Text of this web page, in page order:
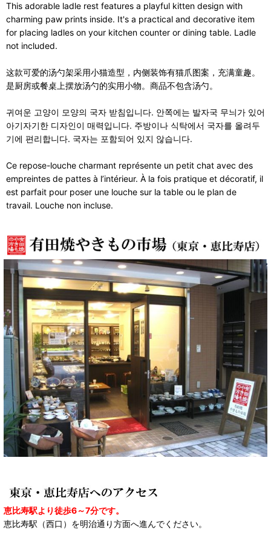
This adorable ladle rest features a playful kitten design with
charming paw prints inside. It's a practical and decorative item
for placing ladles on your kitchen counter or dining table. Ladle
not included.
这款可爱的汤勺架采用小猫造型，内侧装饰有猫爪图案，充满童趣。
是厨房或餐桌上摆放汤勺的实用小物。商品不包含汤勺。
귀여운 고양이 모양의 국자 받침입니다. 안쪽에는 발자국 무늬가 있어
아기자기한 디자인이 매력입니다. 주방이나 식탁에서 국자를 올려두
기에 편리합니다. 국자는 포함되어 있지 않습니다.
Ce repose-louche charmant représente un petit chat avec des
empreintes de pattes à l’intérieur. À la fois pratique et décoratif, il
est parfait pour poser une louche sur la table ou le plan de
travail. Louche non incluse.
恵比寿駅より徒歩6～7分です。
恵比寿駅（西口）を明治通り方面へ進んでください。